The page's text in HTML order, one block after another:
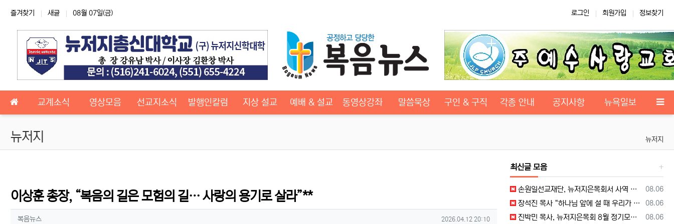
상단 네비
즐겨찾기 새글 08월 07일(금) 로그인 회원가입 정보찾기
메인 메뉴교계소식 영상모음 선교지소식 발행인칼럼 지상 설교 예배 & 설교 동영상강좌 말씀묵상 구인 & 구직 각종 안내 공지사항 뉴욕일보
뉴저지 뉴저지
이상훈 총장, “복음의 길은 모험의 길… 사랑의 용기로 살라”**
작성자 정보
복음뉴스 작성일
2026.04.12 20:10
최신글 모음
등록일
08.06
손원일선교재단, 뉴저지은목회서 사역 소개… “해군 함정마다 예배 공동체 세우는 일에 기도와 협력을”
등록일
08.06
장석진 목사 “하나님 앞에 설 때 우리가 받을 칭찬을 생각하라”
등록일
08.06
진박민 목사, 뉴저지은목회 8월 정기모임서 기도… “은목회 모든 순서 위에 하나님의 영광 나타나게 하소서”